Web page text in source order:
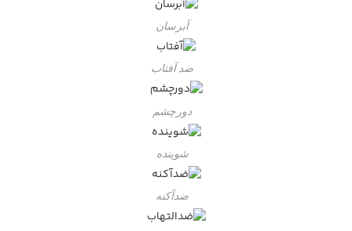
آبرسان
ضد آفتاب
دورچشم
شوینده
ضدآکنه